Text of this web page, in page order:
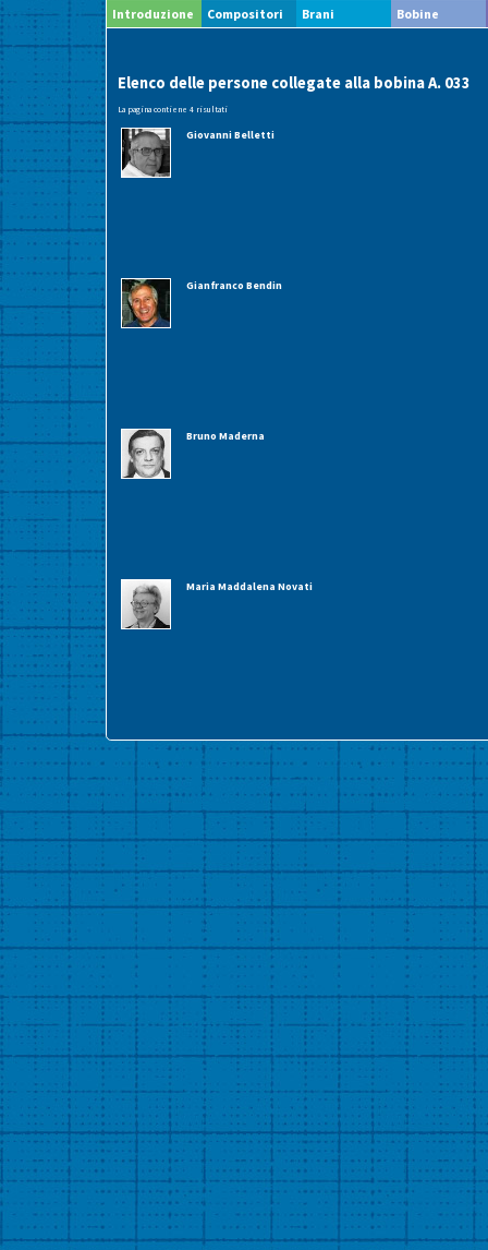
Introduzione Compositori Brani Bobine
Elenco delle persone collegate alla bobina A. 033
La pagina contiene 4 risultati
Giovanni Belletti
Gianfranco Bendin
Bruno Maderna
Maria Maddalena Novati